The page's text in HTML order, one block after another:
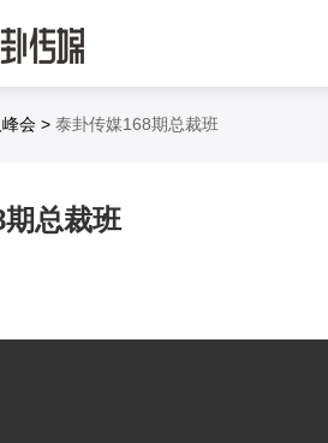
会 > 泰卦传媒168期总裁班
总裁班